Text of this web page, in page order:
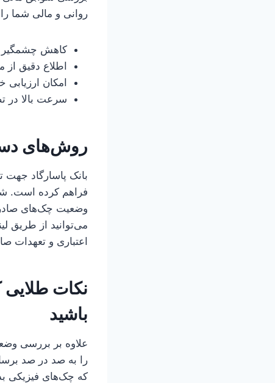
روانی و مالی شما را
کاهش چشمگیر
اطلاع دقیق از
امکان
سرعت بالا در
روش‌های
بانک پاسارگاد
فراهم کرده است.
وضعیت چک‌های
می‌توانید از طریق
اعتباری و تعهدات
نکات طلایی
باشید
علاوه بر بررسی
را به صد در صد
که چک‌های فیزیکی